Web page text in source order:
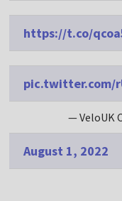
https://t.co/
pic.twitter.com/
— VeloUK
August 1, 2022